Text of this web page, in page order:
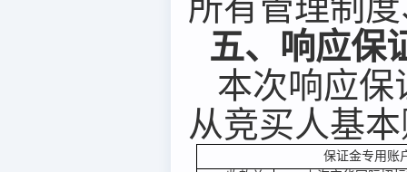
五、响应保
本次响应保
从竞买人基
保证金专用账